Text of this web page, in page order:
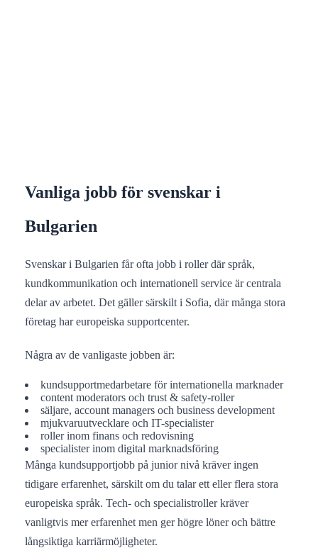
Vanliga jobb för svenskar i
Bulgarien
Svenskar i Bulgarien får ofta jobb i roller där språk,
kundkommunikation och internationell service är centrala
delar av arbetet. Det gäller särskilt i Sofia, där många stora
företag har europeiska supportcenter.
Några av de vanligaste jobben är:
kundsupportmedarbetare för internationella marknader
content moderators och trust & safety-roller
säljare, account managers och business development
mjukvaruutvecklare och IT-specialister
roller inom finans och redovisning
specialister inom digital marknadsföring
Många kundsupportjobb på junior nivå kräver ingen
tidigare erfarenhet, särskilt om du talar ett eller flera stora
europeiska språk. Tech- och specialistroller kräver
vanligtvis mer erfarenhet men ger högre löner och bättre
långsiktiga karriärmöjligheter.